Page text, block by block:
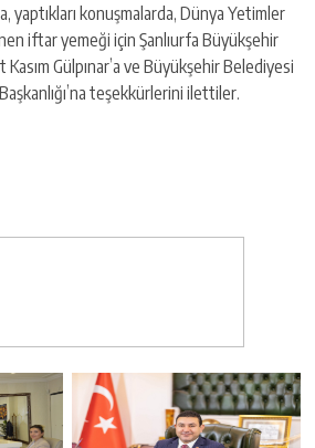
yaptıkları konuşmalarda, Dünya Yetimler
iftar yemeği için Şanlıurfa Büyükşehir
Gülpınar’a ve Büyükşehir Belediyesi
teşekkürlerini ilettiler.